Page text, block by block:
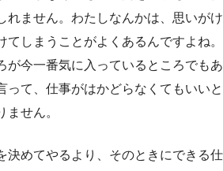
れません。わたしなんかは、思いがけ
しまうことがよくあるんですよね。
が今一番気に入っているところでもあ
って、仕事がはかどらなくてもいいと
ません。
決めてやるより、そのときにできる仕